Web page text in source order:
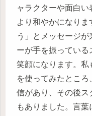
ャラクターや面白
より和やかになりま
う」とメッセージ
ーが手を振っている
笑顔になります。私
を使ってみたとこ
信があり、その後ス
もありました。言葉